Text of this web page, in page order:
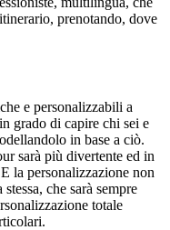
prenotando, dove
e personalizzabili a
grado di capire chi sei e
in base a ciò.
sarà più divertente ed in
la personalizzazione non
che sarà sempre
totale